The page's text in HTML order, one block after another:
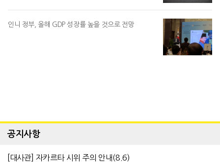
인니 정부, 올해 GDP 성장률 높을 것으로 전망
공지사항
[대사관] 자카르타 시위 주의 안내(8.6)